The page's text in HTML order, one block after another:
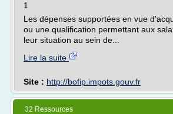
1
Les dépenses supportées en vue
ou une qualification permettant aux
leur situation au sein de...
Lire la suite
Site : http://bofip.impots.gouv.fr
32 Ressources